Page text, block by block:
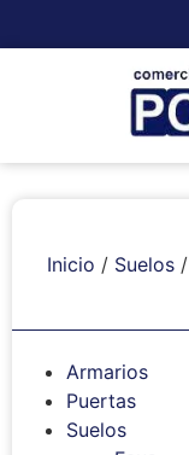
Inicio / Suelos /
Armarios
Puertas
Suelos